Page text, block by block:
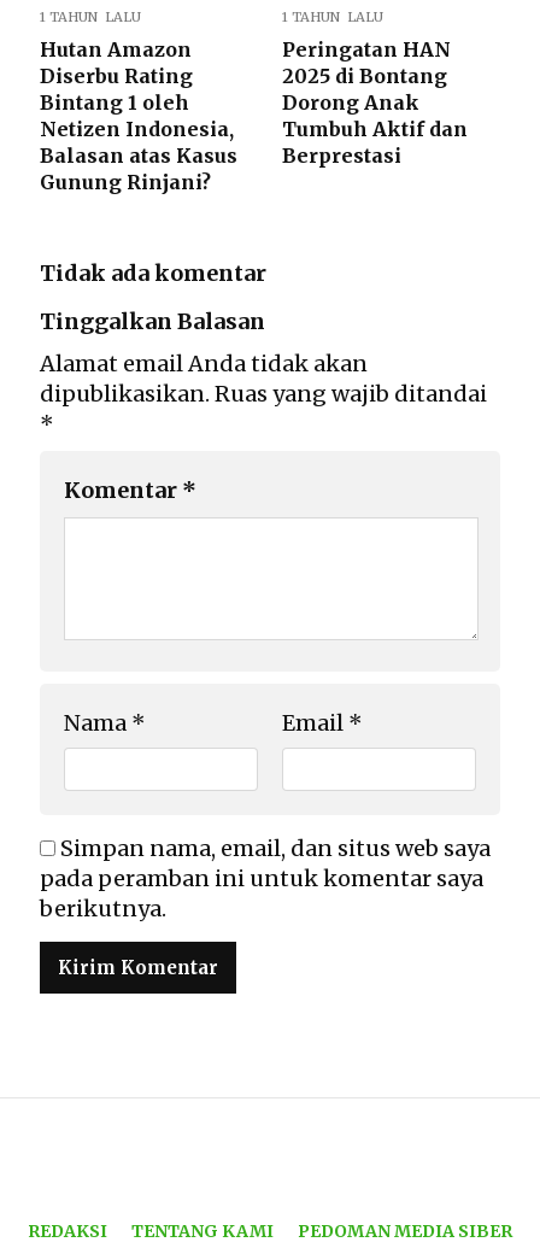
1 TAHUN LALU
Hutan Amazon
Diserbu Rating
Bintang 1 oleh
Netizen Indonesia,
Balasan atas Kasus
Gunung Rinjani?
1 TAHUN LALU
Peringatan HAN
2025 di Bontang
Dorong Anak
Tumbuh Aktif dan
Berprestasi
Tidak ada komentar
Tinggalkan Balasan
Alamat email Anda tidak akan
dipublikasikan. Ruas yang wajib ditandai
*
Komentar *
Nama * Email *
Simpan nama, email, dan situs web saya
pada peramban ini untuk komentar saya
berikutnya.
REDAKSI TENTANG KAMI PEDOMAN MEDIA SIBER